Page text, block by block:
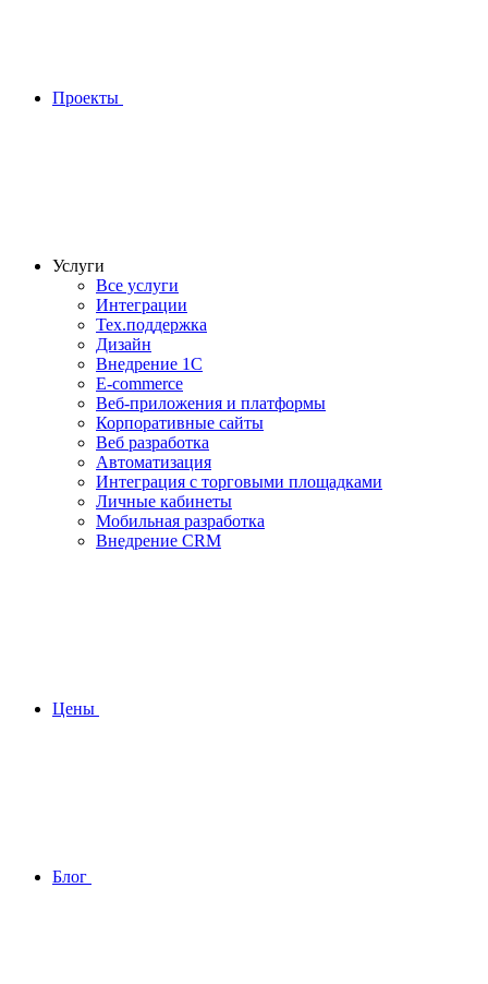
Проекты
Услуги
Все услуги
Интеграции
Тех.поддержка
Дизайн
Внедрение 1С
E-commerce
Веб-приложения и платформы
Корпоративные сайты
Веб разработка
Автоматизация
Интеграция с торговыми площадками
Личные кабинеты
Мобильная разработка
Внедрение CRM
Цены
Блог